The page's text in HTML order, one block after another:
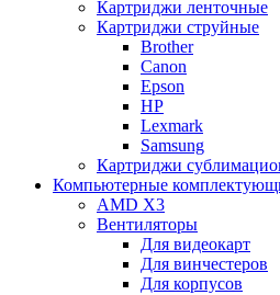
Картриджи ленточные
Картриджи струйные
Brother
Canon
Epson
HP
Lexmark
Samsung
Картриджи
Компьютерные
AMD X3
Вентиляторы
Для видеокарт
Для винчестеров
Для корпусов